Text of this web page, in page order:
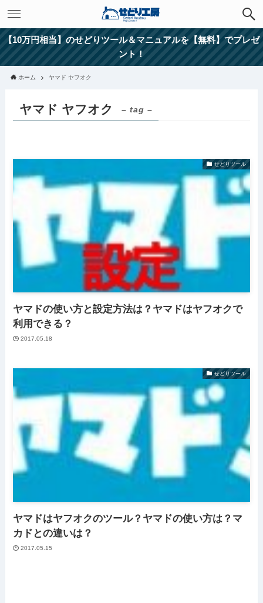
【10万円相当】のせどりツール＆マニュアルを【無料】でプレゼ
ント！
ホーム ヤマド ヤフオク
ヤマド ヤフオク – tag –
せどりツール
ヤマドの使い方と設定方法は？ヤマドはヤフオクで
利用できる？
2017.05.18
せどりツール
ヤマドはヤフオクのツール？ヤマドの使い方は？マ
カドとの違いは？
2017.05.15